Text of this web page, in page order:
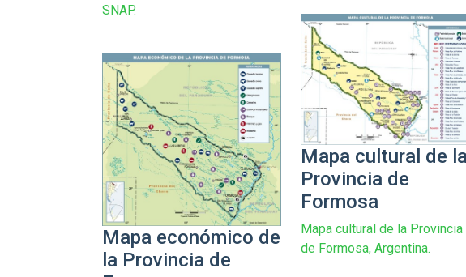
SNAP.
Mapa cultural de la
Provincia de
Formosa
Mapa cultural de la Provincia
de Formosa, Argentina.
Mapa económico de
la Provincia de